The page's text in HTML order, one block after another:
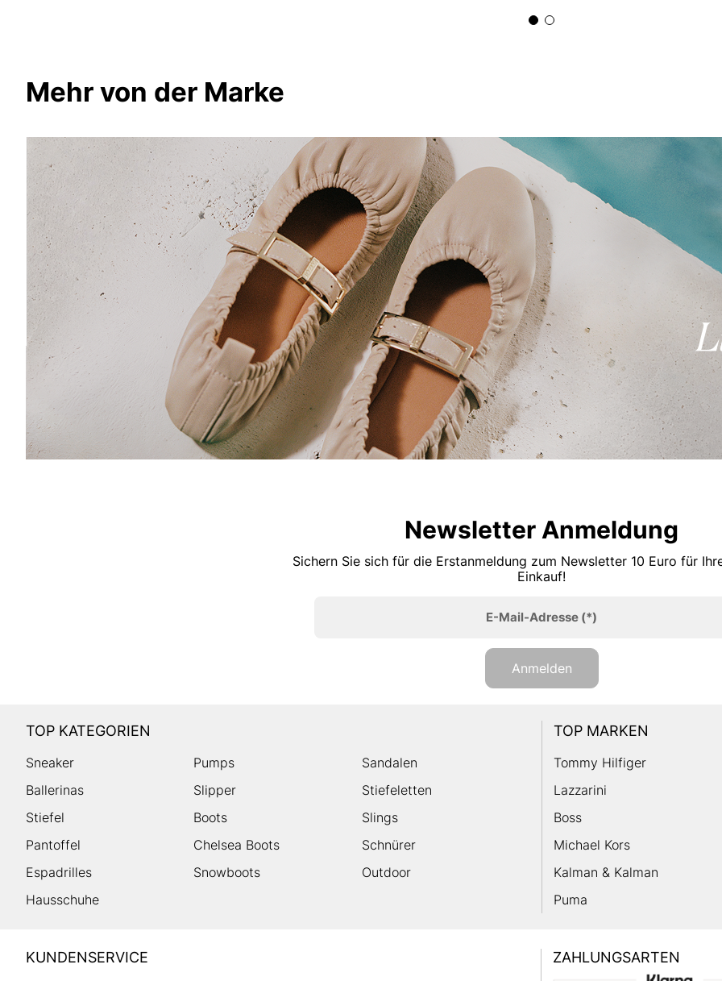
Mehr von der Marke
Newsletter Anmeldung
Sichern Sie sich für die Erstanmeldung zum Newsletter 10 Euro für
Einkauf!
E-Mail-Adresse(*)
Anmelden
TOP KATEGORIEN
Sneaker Pumps
Sandalen
Ballerinas
Slipper
Stiefeletten
Stiefel
Boots
Slings
Pantoffel
Chelsea Boots
Schnürer
Espadrilles
Snowboots
Outdoor
Hausschuhe
TOP MARKEN
Tommy Hilfiger
Lazzarini
Boss
Michael Kors
Kalman & Kalman
Puma
HUMANIC
KUNDENSERVICE ZAHLUNGSARTEN